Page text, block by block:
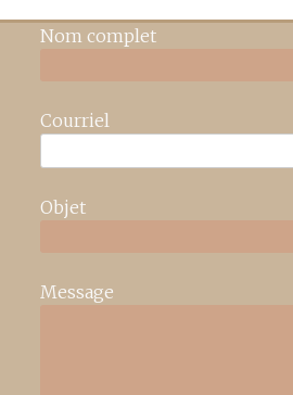
Nom complet
Courriel
Objet
Message